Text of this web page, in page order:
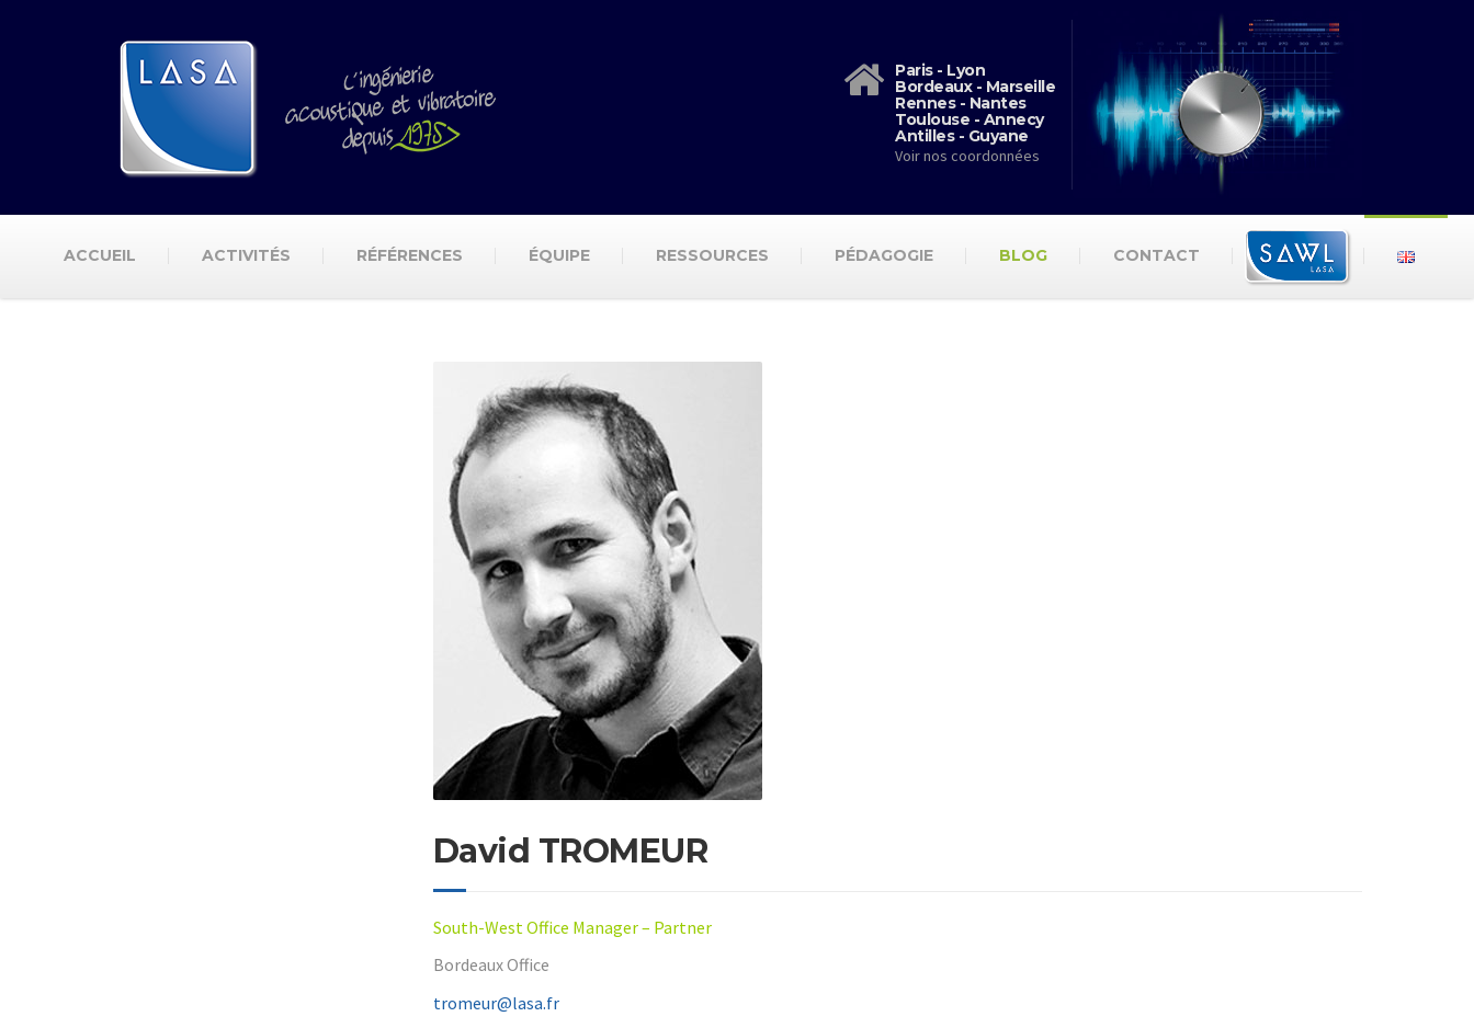
Paris - Lyon
Bordeaux - Marseille
Rennes - Nantes
Toulouse - Annecy
Antilles - Guyane
Voir nos coordonnées
ACCUEIL ACTIVITÉS RÉFÉRENCES ÉQUIPE RESSOURCES PÉDAGOGIE BLOG CONTACT
David TROMEUR
South-West Office Manager – Partner
Bordeaux Office
tromeur@lasa.fr